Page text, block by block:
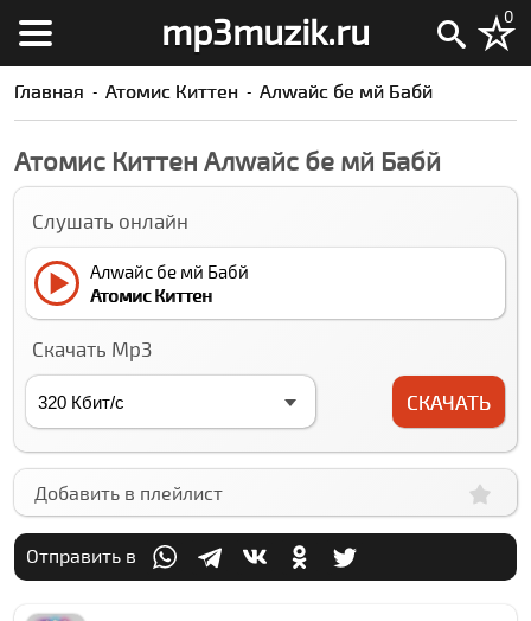
mp3muzik.ru 0
Главная Атомиc Киттен Алwайс бе мй Бабй
Атомиc Киттен Алwайс бе мй Бабй
Слушать онлайн
Алwайс бе мй Бабй
Атомиc Киттен
Скачать Mp3
СКАЧАТЬ
Добавить в плейлист
Отправить в